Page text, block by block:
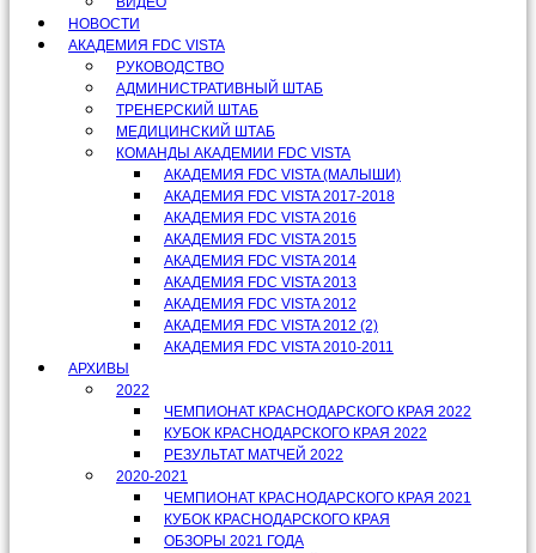
НОВОСТИ
АКАДЕМИЯ FDC VISTA
РУКОВОДСТВО
АДМИНИСТРАТИВНЫЙ ШТАБ
ТРЕНЕРСКИЙ ШТАБ
МЕДИЦИНСКИЙ ШТАБ
КОМАНДЫ АКАДЕМИИ FDC VISTA
АКАДЕМИЯ FDC VISTA (МАЛЫШИ)
АКАДЕМИЯ FDC VISTA 2017-2018
АКАДЕМИЯ FDC VISTA 2016
АКАДЕМИЯ FDC VISTA 2015
АКАДЕМИЯ FDC VISTA 2014
АКАДЕМИЯ FDC VISTA 2013
АКАДЕМИЯ FDC VISTA 2012
АКАДЕМИЯ FDC VISTA 2012 (2)
АКАДЕМИЯ FDC VISTA 2010-2011
АРХИВЫ
2022
ЧЕМПИОНАТ КРАСНОДАРСКОГО КРАЯ 2022
КУБОК КРАСНОДАРСКОГО КРАЯ 2022
РЕЗУЛЬТАТ МАТЧЕЙ 2022
2020-2021
ЧЕМПИОНАТ КРАСНОДАРСКОГО КРАЯ 2021
КУБОК КРАСНОДАРСКОГО КРАЯ
ОБЗОРЫ 2021 ГОДА